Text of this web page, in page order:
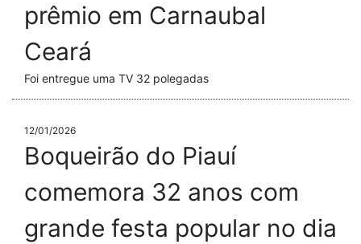
prêmio em Carnaubal
Ceará
Foi entregue uma TV 32 polegadas
12/01/2026
Boqueirão do Piauí
comemora 32 anos com
grande festa popular no dia